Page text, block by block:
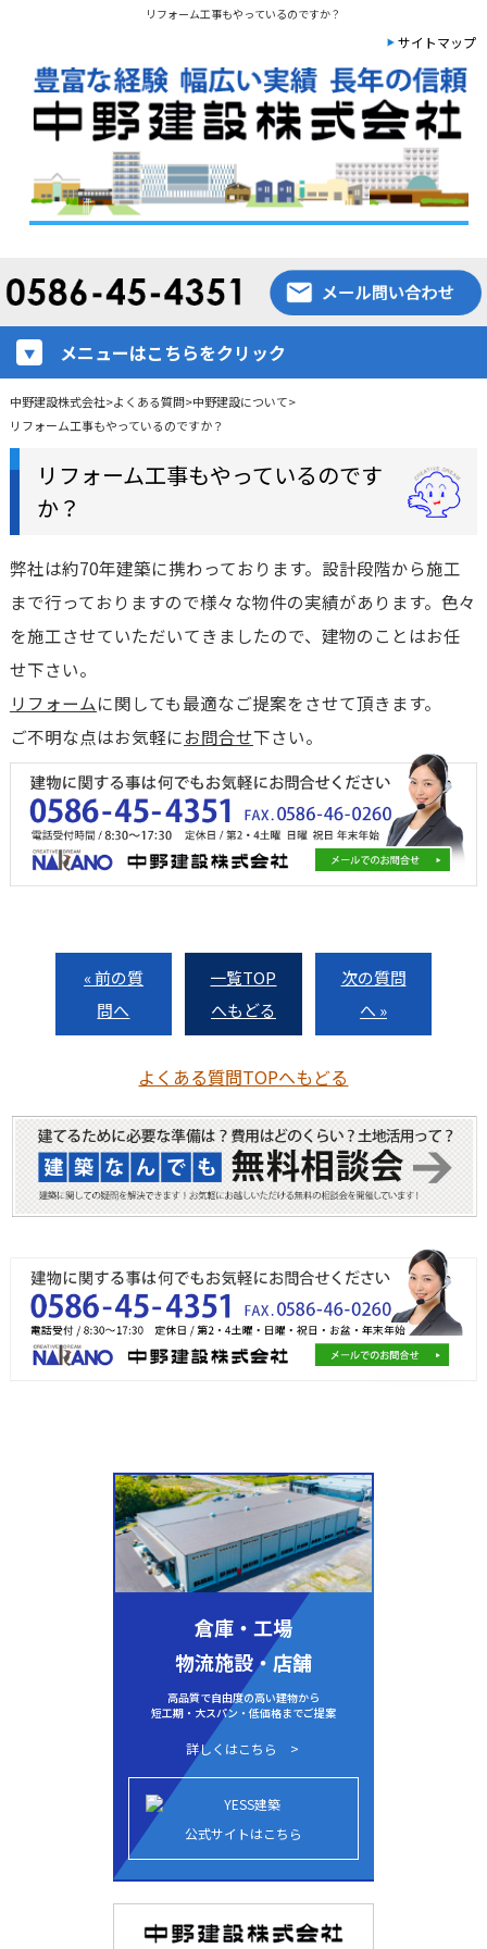
リフォーム工事もやっているのですか？
サイトマップ
メニューはこちらをクリック
中野建設株式会社>よくある質問>中野建設について>
リフォーム工事もやっているのですか？
リフォーム工事もやっているのです
か？
弊社は約70年建築に携わっております。設計段階から施工
まで行っておりますので様々な物件の実績があります。色々
を施工させていただいてきましたので、建物のことはお任
せ下さい。
リフォームに関しても最適なご提案をさせて頂きます。
ご不明な点はお気軽にお問合せ下さい。
« 前の質
問へ
一覧TOP
へもどる
次の質問
へ »
よくある質問TOPへもどる
倉庫・工場
物流施設・店舗
高品質で自由度の高い建物から
短工期・大スパン・低価格までご提案
詳しくはこちら
公式サイトはこちら